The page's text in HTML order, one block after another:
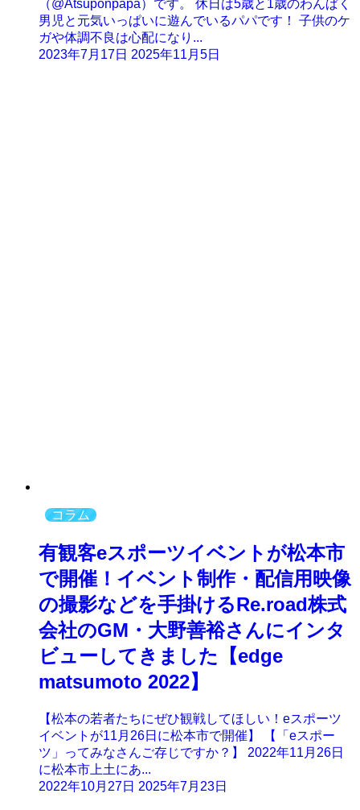
（@Atsuponpapa）です。 休日は5歳と1歳のわんぱく
男児と元気いっぱいに遊んでいるパパです！ 子供のケ
ガや体調不良は心配になり...
2023年7月17日 2025年11月5日
コラム
有観客eスポーツイベントが松本市
で開催！イベント制作・配信用映像
の撮影などを手掛けるRe.road株式
会社のGM・大野善裕さんにインタ
ビューしてきました【edge
matsumoto 2022】
【松本の若者たちにぜひ観戦してほしい！eスポーツ
イベントが11月26日に松本市で開催】 【「eスポー
ツ」ってみなさんご存じですか？】 2022年11月26日
に松本市上土にあ...
2022年10月27日 2025年7月23日